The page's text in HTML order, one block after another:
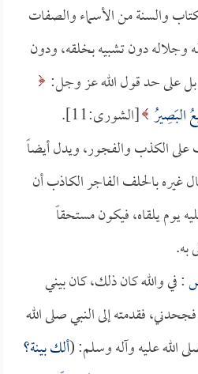
والسنة من الأسماء والصفات
وجلاله دون تشبيه بخلقه، ودون
على حد قول الله عز وجل:
البَصِيرُ [الشورى:11].
الكذب والفجور، ويدل أيضاً
غيره بالحلف الفاجر الكاذب أن
يوم يلقاه، فيكون مستحقاً
به.
: في والله كان ذلك، كان بيني
فقدمته إلى النبي صلى الله
الله عليه وآله وسلم: (ألك بينة؟